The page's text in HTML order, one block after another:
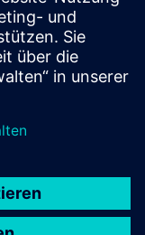
Kontakt